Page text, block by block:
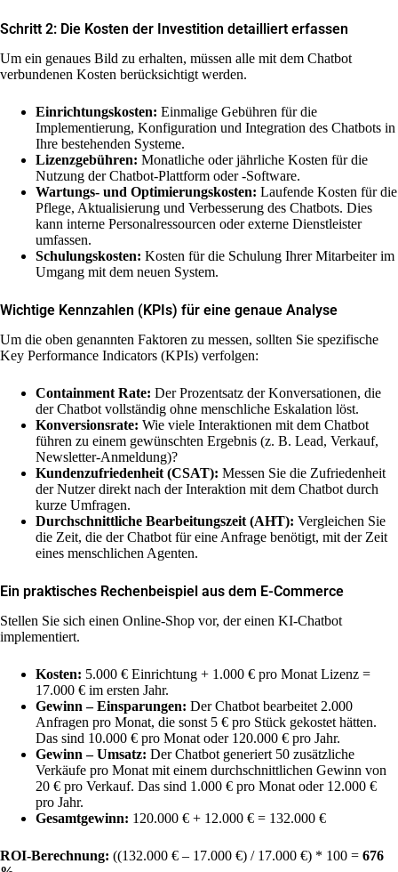
Schritt 2: Die Kosten der Investition detailliert erfassen
Um ein genaues Bild zu erhalten, müssen alle mit dem Chatbot
verbundenen Kosten berücksichtigt werden.
Einrichtungskosten: Einmalige Gebühren für die
Implementierung, Konfiguration und Integration des Chatbots in
Ihre bestehenden Systeme.
Lizenzgebühren: Monatliche oder jährliche Kosten für die
Nutzung der Chatbot-Plattform oder -Software.
Wartungs- und Optimierungskosten: Laufende Kosten für die
Pflege, Aktualisierung und Verbesserung des Chatbots. Dies
kann interne Personalressourcen oder externe Dienstleister
umfassen.
Schulungskosten: Kosten für die Schulung Ihrer Mitarbeiter im
Umgang mit dem neuen System.
Wichtige Kennzahlen (KPIs) für eine genaue Analyse
Um die oben genannten Faktoren zu messen, sollten Sie spezifische
Key Performance Indicators (KPIs) verfolgen:
Containment Rate: Der Prozentsatz der Konversationen, die
der Chatbot vollständig ohne menschliche Eskalation löst.
Konversionsrate: Wie viele Interaktionen mit dem Chatbot
führen zu einem gewünschten Ergebnis (z. B. Lead, Verkauf,
Newsletter-Anmeldung)?
Kundenzufriedenheit (CSAT): Messen Sie die Zufriedenheit
der Nutzer direkt nach der Interaktion mit dem Chatbot durch
kurze Umfragen.
Durchschnittliche Bearbeitungszeit (AHT): Vergleichen Sie
die Zeit, die der Chatbot für eine Anfrage benötigt, mit der Zeit
eines menschlichen Agenten.
Ein praktisches Rechenbeispiel aus dem E-Commerce
Stellen Sie sich einen Online-Shop vor, der einen KI-Chatbot
implementiert.
Kosten: 5.000 € Einrichtung + 1.000 € pro Monat Lizenz =
17.000 € im ersten Jahr.
Gewinn – Einsparungen: Der Chatbot bearbeitet 2.000
Anfragen pro Monat, die sonst 5 € pro Stück gekostet hätten.
Das sind 10.000 € pro Monat oder 120.000 € pro Jahr.
Gewinn – Umsatz: Der Chatbot generiert 50 zusätzliche
Verkäufe pro Monat mit einem durchschnittlichen Gewinn von
20 € pro Verkauf. Das sind 1.000 € pro Monat oder 12.000 €
pro Jahr.
Gesamtgewinn: 120.000 € + 12.000 € = 132.000 €
ROI-Berechnung: ((132.000 € – 17.000 €) / 17.000 €) * 100 = 676